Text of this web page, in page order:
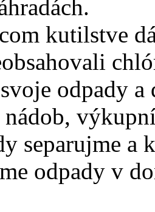
kutilstve
odpady
nádob,
separujme a
odpady v